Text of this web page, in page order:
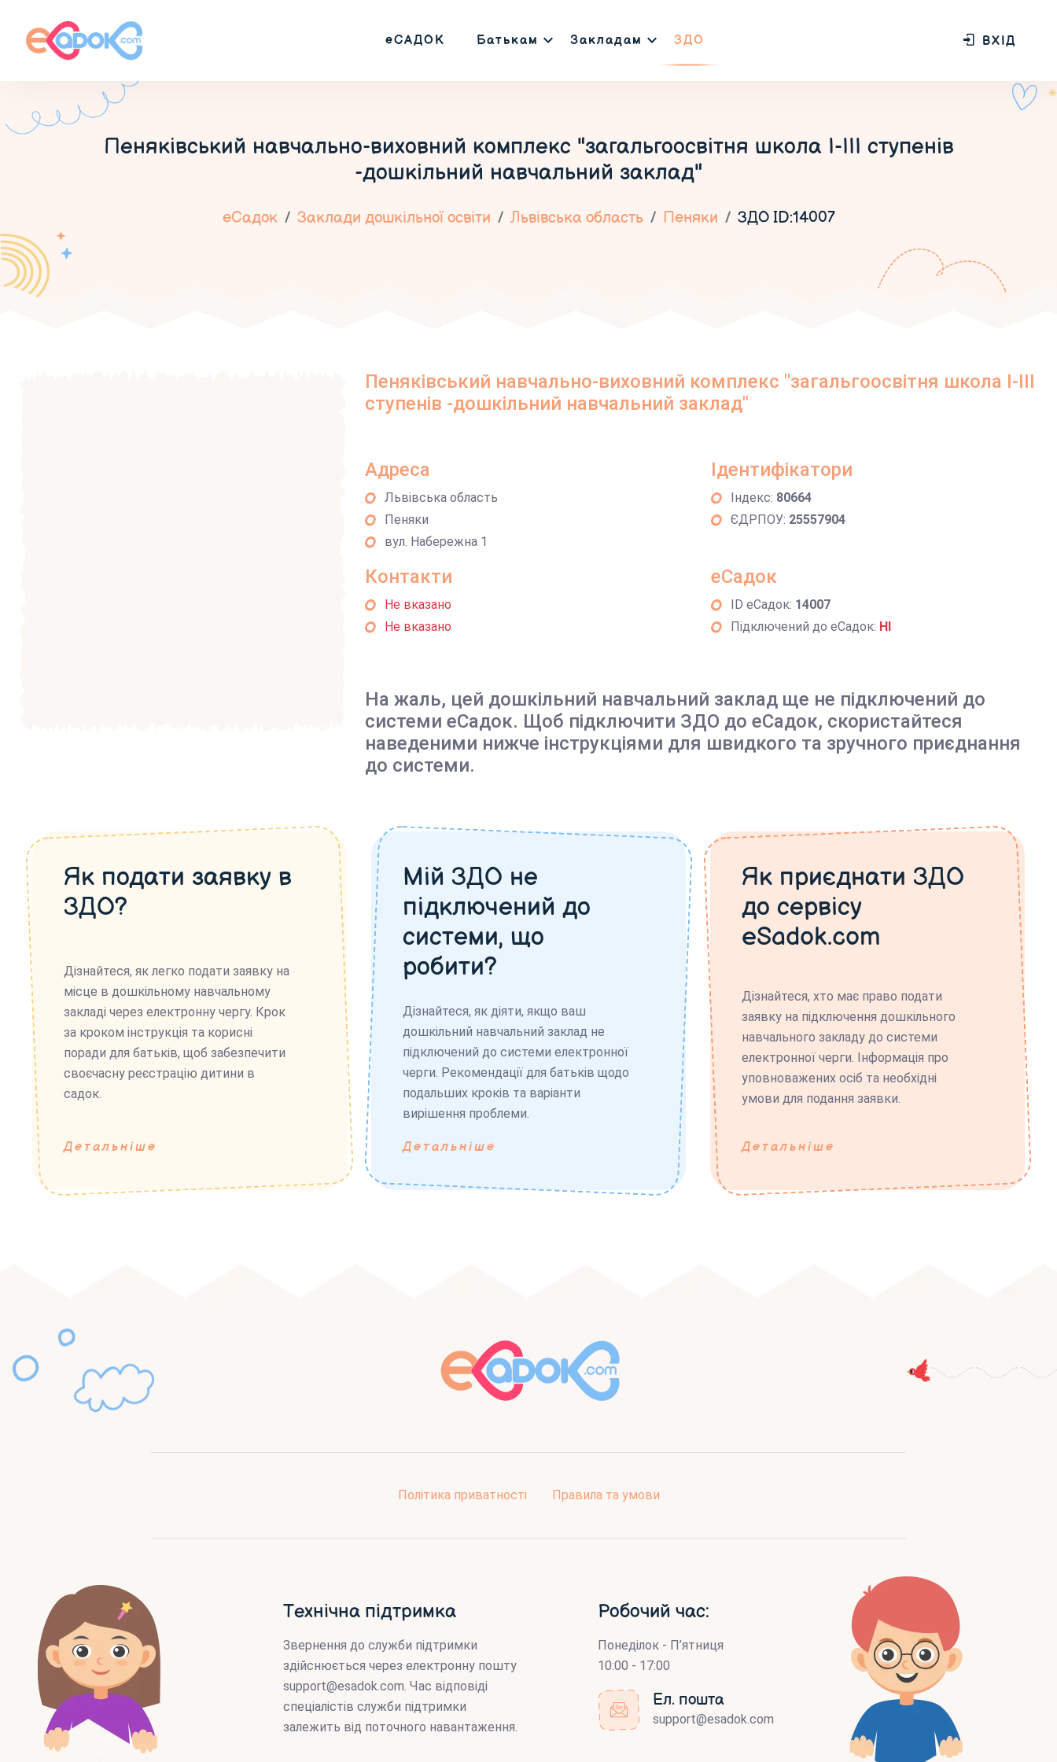
еСАДОК Батькам Закладам ЗДО ВХІД
Пеняківський навчально-виховний комплекс "загальгоосвітня школа І-ІІІ ступенів
-дошкільний навчальний заклад"
еСадок Заклади дошкільної освіти Львівська область Пеняки ЗДО ID:14007
Пеняківський навчально-виховний комплекс "загальгоосвітня школа І-ІІІ
ступенів -дошкільний навчальний заклад"
Адреса
Львівська область
Пеняки
вул. Набережна 1
Ідентифікатори
Індекс: 80664
ЄДРПОУ: 25557904
Контакти
Не вказано
Не вказано
еСадок
ID еСадок: 14007
Підключений до еСадок: НІ
На жаль, цей дошкільний навчальний заклад ще не підключений до
системи еСадок. Щоб підключити ЗДО до еСадок, скористайтеся
наведеними нижче інструкціями для швидкого та зручного приєднання
до системи.
Як подати заявку в
ЗДО?
Дізнайтеся, як легко подати заявку на
місце в дошкільному навчальному
закладі через електронну чергу. Крок
за кроком інструкція та корисні
поради для батьків, щоб забезпечити
своєчасну реєстрацію дитини в
садок.
Детальніше
Мій ЗДО не
підключений до
системи, що
робити?
Дізнайтеся, як діяти, якщо ваш
дошкільний навчальний заклад не
підключений до системи електронної
черги. Рекомендації для батьків щодо
подальших кроків та варіанти
вирішення проблеми.
Детальніше
Як приєднати ЗДО
до сервісу
eSadok.com
Дізнайтеся, хто має право подати
заявку на підключення дошкільного
навчального закладу до системи
електронної черги. Інформація про
уповноважених осіб та необхідні
умови для подання заявки.
Детальніше
Політика приватності Правила та умови
Технічна підтримка
Звернення до служби підтримки
здійснюється через електронну пошту
support@esadok.com. Час відповіді
спеціалістів служби підтримки
залежить від поточного навантаження.
Робочий час:
Понеділок - П’ятниця
10:00 - 17:00
Ел. пошта
support@esadok.com